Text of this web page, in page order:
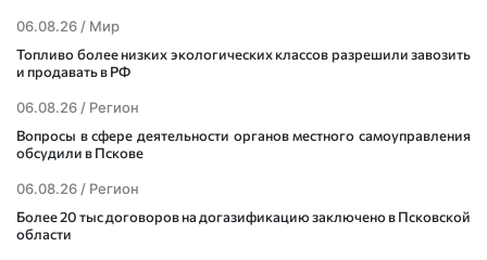
06.08.26 / Мир
Топливо более низких экологических классов разрешили завозить
и продавать в РФ
06.08.26 / Регион
Вопросы в сфере деятельности органов местного самоуправления
обсудили в Пскове
06.08.26 / Регион
Более 20 тыс договоров на догазификацию заключено в Псковской
области